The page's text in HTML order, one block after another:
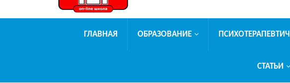
ГЛАВНАЯ ОБРАЗОВАНИЕ
СТАТЬИ